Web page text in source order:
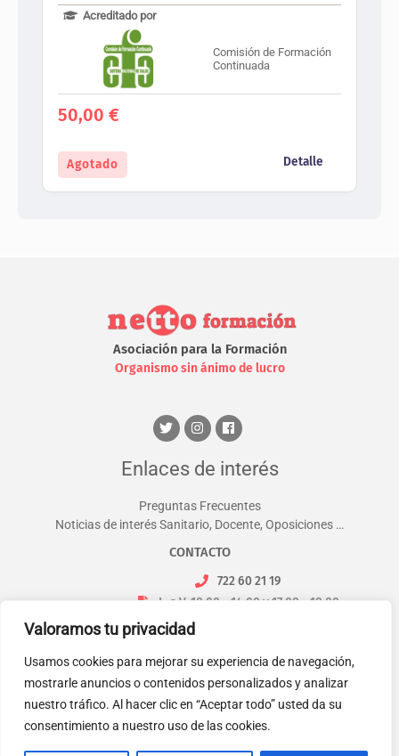
Valoramos tu privacidad
Usamos cookies para mejorar su experiencia de navegación,
mostrarle anuncios o contenidos personalizados y analizar
nuestro tráfico. Al hacer clic en “Aceptar todo” usted da su
consentimiento a nuestro uso de las cookies.
Acreditado por
Comisión de Formación
Continuada
50,00 €
Agotado Detalle
Asociación para la Formación
Organismo sin ánimo de lucro
Enlaces de interés
Preguntas Frecuentes
Noticias de interés Sanitario, Docente, Oposiciones …
CONTACTO
722 60 21 19
L. a V. 10:00 - 14:00 y 17:00 - 18:00
info@nettoformacion.com
Copyright © 2026 Netto Formación